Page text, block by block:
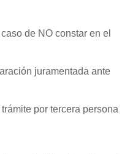
de NO constar en el
juramentada ante
por tercera persona